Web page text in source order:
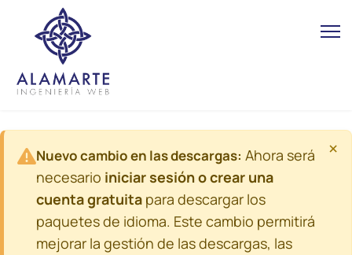
×
Nuevo cambio en las descargas: Ahora será
necesario iniciar sesión o crear una
cuenta gratuita para descargar los
paquetes de idioma. Este cambio permitirá
mejorar la gestión de las descargas, las